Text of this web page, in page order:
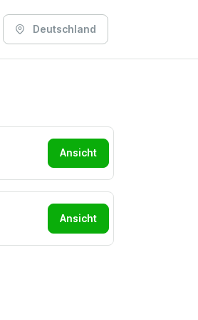
Deutschland
Ansicht
Ansicht